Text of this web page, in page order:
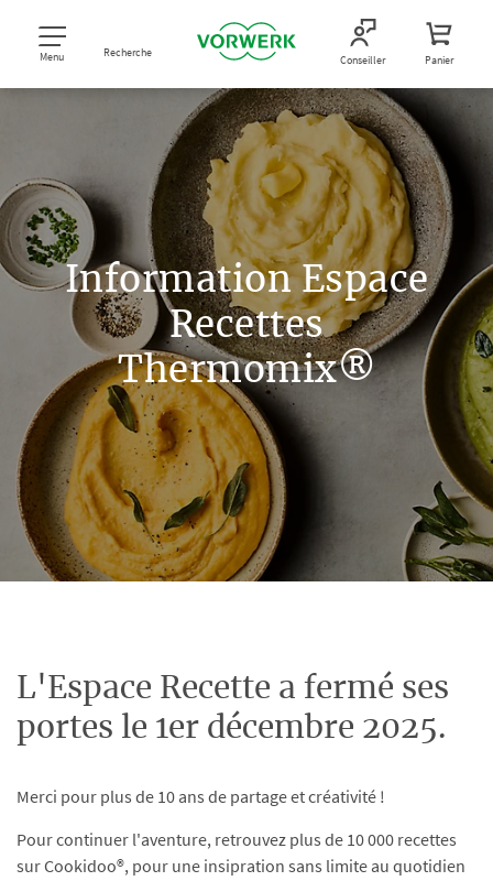
Menu Recherche Conseiller Panier
Information Espace
Recettes
Thermomix®
L'Espace Recette a fermé ses
portes le 1er décembre 2025.
Merci pour plus de 10 ans de partage et créativité !
Pour continuer l'aventure, retrouvez plus de 10 000 recettes
sur Cookidoo®, pour une insipration sans limite au quotidien